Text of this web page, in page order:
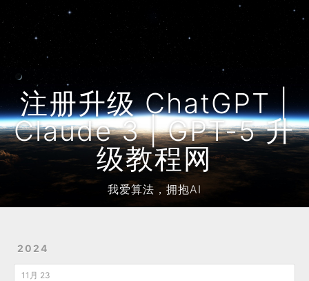
注册升级 ChatGPT |
Claude 3 | GPT-5 升
级教程网
我爱算法，拥抱AI
2024
11月 23
友链